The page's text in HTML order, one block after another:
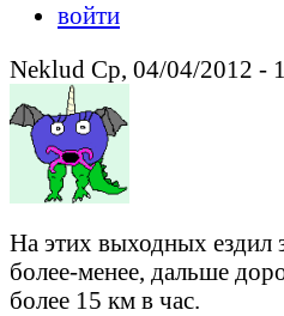
войти
Neklud Ср, 04/04/2012 -
На этих выходных ездил
более-менее, дальше
более 15 км в час.